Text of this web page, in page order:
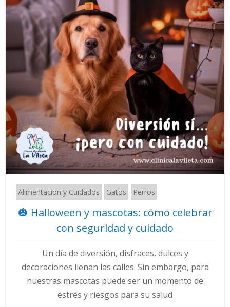
Alimentacion y Cuidados Gatos Perros
🎃 Halloween y mascotas: cómo celebrar
con seguridad y cuidado
Un día de diversión, disfraces, dulces y
decoraciones llenan las calles. Sin embargo, para
nuestras mascotas puede ser un momento de
estrés y riesgos para su salud